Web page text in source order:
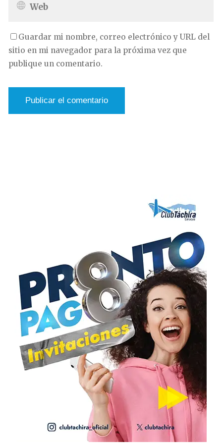
Guardar mi nombre, correo electrónico y URL del
sitio en mi navegador para la próxima vez que
publique un comentario.